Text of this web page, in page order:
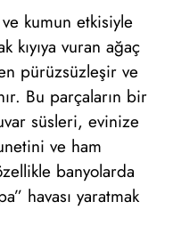
ve kumun etkisiyle
kıyıya vuran ağaç
pürüzsüzleşir ve
Bu parçaların bir
süsleri, evinize
ve ham
banyolarda
havası yaratmak